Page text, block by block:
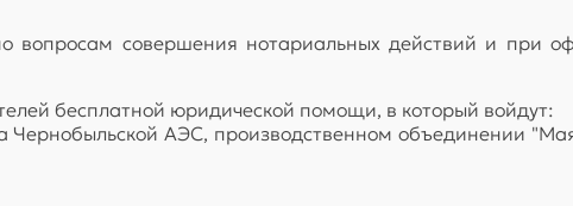
вопросам совершения нотариальных действий и при
бесплатной юридической помощи, в который войдут:
АЭС, производственном объединении